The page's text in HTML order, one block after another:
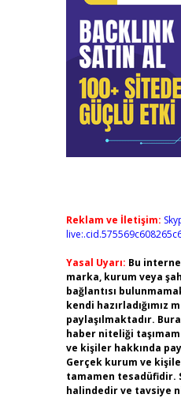
Reklam ve İletişim:
Yasal Uyarı: Bu
marka, kurum veya
bağlantısı
kendi hazırladığımız
paylaşılmaktadır.
haber niteliği
ve kişiler hakkında
Gerçek kurum ve
tamamen
halindedir ve tavsiye